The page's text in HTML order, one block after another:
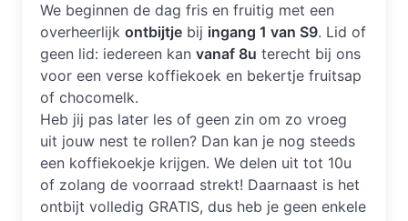
We beginnen de dag fris en fruitig met een
overheerlijk ontbijtje bij ingang 1 van S9. Lid of
geen lid: iedereen kan vanaf 8u terecht bij ons
voor een verse koffiekoek en bekertje fruitsap
of chocomelk.
Heb jij pas later les of geen zin om zo vroeg
uit jouw nest te rollen? Dan kan je nog steeds
een koffiekoekje krijgen. We delen uit tot 10u
of zolang de voorraad strekt! Daarnaast is het
ontbijt volledig GRATIS, dus heb je geen enkele